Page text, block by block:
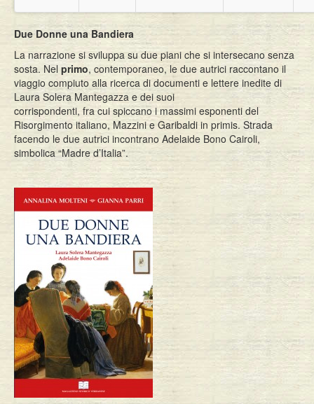
Due Donne una Bandiera
La narrazione si sviluppa su due piani che si intersecano senza
sosta. Nel primo, contemporaneo, le due autrici raccontano il
viaggio compiuto alla ricerca di documenti e lettere inedite di
Laura Solera Mantegazza e dei suoi
corrispondenti, fra cui spiccano i massimi esponenti del
Risorgimento italiano, Mazzini e Garibaldi in primis. Strada
facendo le due autrici incontrano Adelaide Bono Cairoli,
simbolica “Madre d’Italia”.